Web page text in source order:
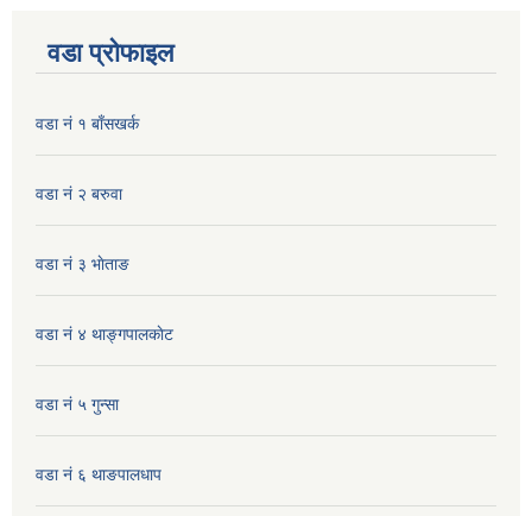
वडा प्रोफाइल
वडा नं १ बाँसखर्क
वडा नं २ बरुवा
वडा नं ३ भाेताङ
वडा नं ४ थाङ्गपालकाेट
वडा नं ५ गुन्सा
वडा नं ६ थाङपालधाप